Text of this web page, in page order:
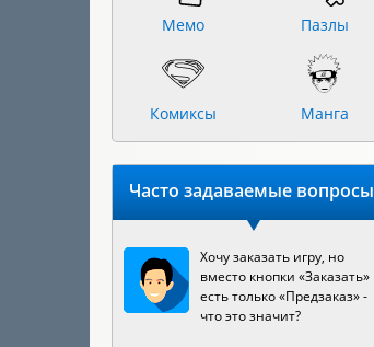
Мемо Пазлы
Комиксы Манга
Часто задаваемые вопросы
Хочу заказать игру, но
вместо кнопки «Заказать»
есть только «Предзаказ» -
что это значит?